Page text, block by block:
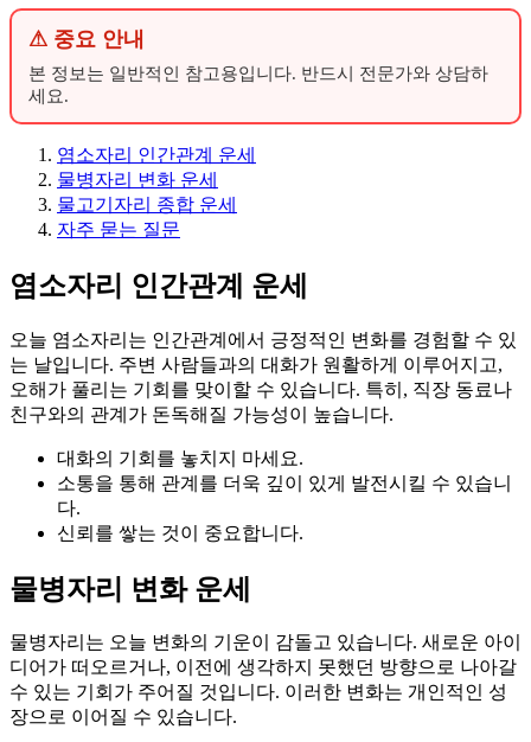
⚠ 중요 안내
본 정보는 일반적인 참고용입니다. 반드시 전문가와 상담하
세요.
염소자리 인간관계 운세
물병자리 변화 운세
물고기자리 종합 운세
자주 묻는 질문
염소자리 인간관계 운세
오늘 염소자리는 인간관계에서 긍정적인 변화를 경험할 수 있
는 날입니다. 주변 사람들과의 대화가 원활하게 이루어지고,
오해가 풀리는 기회를 맞이할 수 있습니다. 특히, 직장 동료나
친구와의 관계가 돈독해질 가능성이 높습니다.
대화의 기회를 놓치지 마세요.
소통을 통해 관계를 더욱 깊이 있게 발전시킬 수 있습니
다.
신뢰를 쌓는 것이 중요합니다.
물병자리 변화 운세
물병자리는 오늘 변화의 기운이 감돌고 있습니다. 새로운 아이
디어가 떠오르거나, 이전에 생각하지 못했던 방향으로 나아갈
수 있는 기회가 주어질 것입니다. 이러한 변화는 개인적인 성
장으로 이어질 수 있습니다.